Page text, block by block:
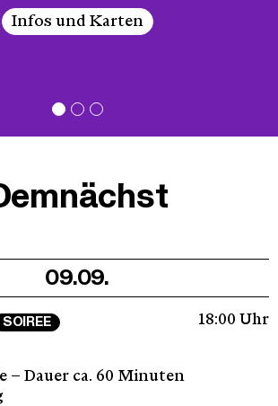
Infos und Karten
09.09.
18:00 Uhr
SOIREE
– Dauer ca. 60 Minuten